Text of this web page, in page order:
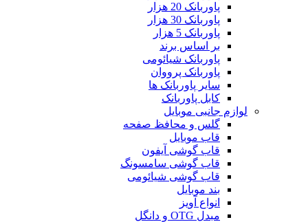
پاوربانک 20 هزار
پاوربانک 30 هزار
پاوربانک 5 هزار
بر اساس برند
پاوربانک شیائومی
پاوربانک پرووان
سایر پاوربانک ها
کابل پاوربانک
لوازم جانبی موبایل
گلس و محافظ صفحه
قاب موبایل
قاب گوشی آیفون
قاب گوشی سامسونگ
قاب گوشی شیائومی
بند موبایل
انواع آویز
مبدل OTG و دانگل